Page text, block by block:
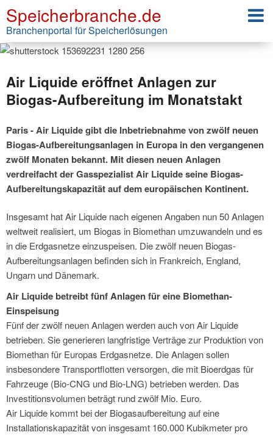
Speicherbranche.de
Branchenportal für Speicherlösungen
Air Liquide eröffnet Anlagen zur
Biogas-Aufbereitung im Monatstakt
Paris - Air Liquide gibt die Inbetriebnahme von zwölf neuen
Biogas-Aufbereitungsanlagen in Europa in den vergangenen
zwölf Monaten bekannt. Mit diesen neuen Anlagen
verdreifacht der Gasspezialist Air Liquide seine Biogas-
Aufbereitungskapazität auf dem europäischen Kontinent.
Insgesamt hat Air Liquide nach eigenen Angaben nun 50 Anlagen
weltweit realisiert, um Biogas in Biomethan umzuwandeln und es
in die Erdgasnetze einzuspeisen. Die zwölf neuen Biogas-
Aufbereitungsanlagen befinden sich in Frankreich, England,
Ungarn und Dänemark.
Air Liquide betreibt fünf Anlagen für eine Biomethan-
Einspeisung
Fünf der zwölf neuen Anlagen werden auch von Air Liquide
betrieben. Sie generieren langfristige Verträge zur Produktion von
Biomethan für Europas Erdgasnetze. Die Anlagen sollen
insbesondere Transportflotten versorgen, die mit Bioerdgas für
Fahrzeuge (Bio-CNG und Bio-LNG) betrieben werden. Das
Investitionsvolumen beträgt rund zwölf Mio. Euro.
Air Liquide kommt bei der Biogasaufbereitung auf eine
Installationskapazität von insgesamt 160.000 Kubikmeter pro